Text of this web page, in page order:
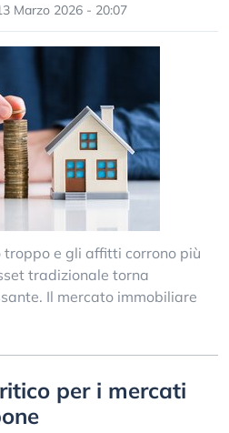
Marzo 2026 - 20:07
troppo e gli affitti corrono più
tradizionale torna
Il mercato immobiliare
per i mercati